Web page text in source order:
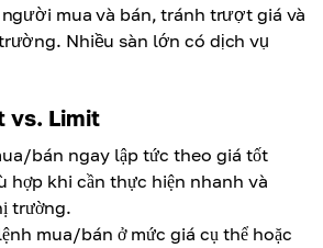
mua và bán, tránh trượt giá và
Nhiều sàn lớn có dịch vụ
vs. Limit
bán ngay lập tức theo giá tốt
hợp khi cần thực hiện nhanh và
trường.
mua/bán ở mức giá cụ thể hoặc